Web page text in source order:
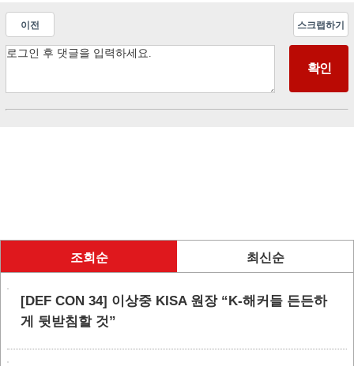
이전 스크랩하기
조회순 최신순
[DEF CON 34] 이상중 KISA 원장 “K-해커들 든든하
게 뒷받침할 것”